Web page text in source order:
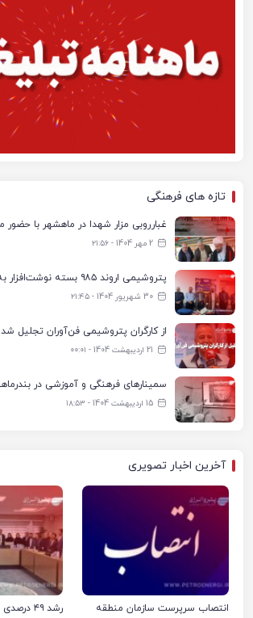
تازه های فرهنگی
2 مهر 1404 - ۲۱:۵۶
30 شهریور 1404 - ۲۱:۴۵
از کارگران پتروشیمی فن‌آوران تجلیل شد
21 اردیبهشت 1404 - ۰۰:۰۱
15 اردیبهشت 1404 - ۱۸:۵۳
آخرین اخبار تصویری
انتصاب سرپرست سازمان منطقه